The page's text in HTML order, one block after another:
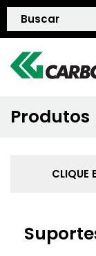
Produtos
CLIQUE